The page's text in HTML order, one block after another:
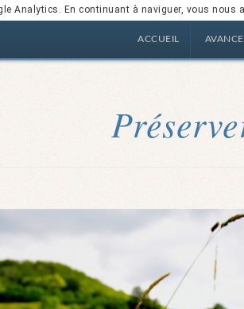
Analytics. En continuant à naviguer, vous nous
ACCUEIL